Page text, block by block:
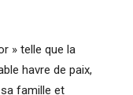
» telle que la
havre de paix,
famille et